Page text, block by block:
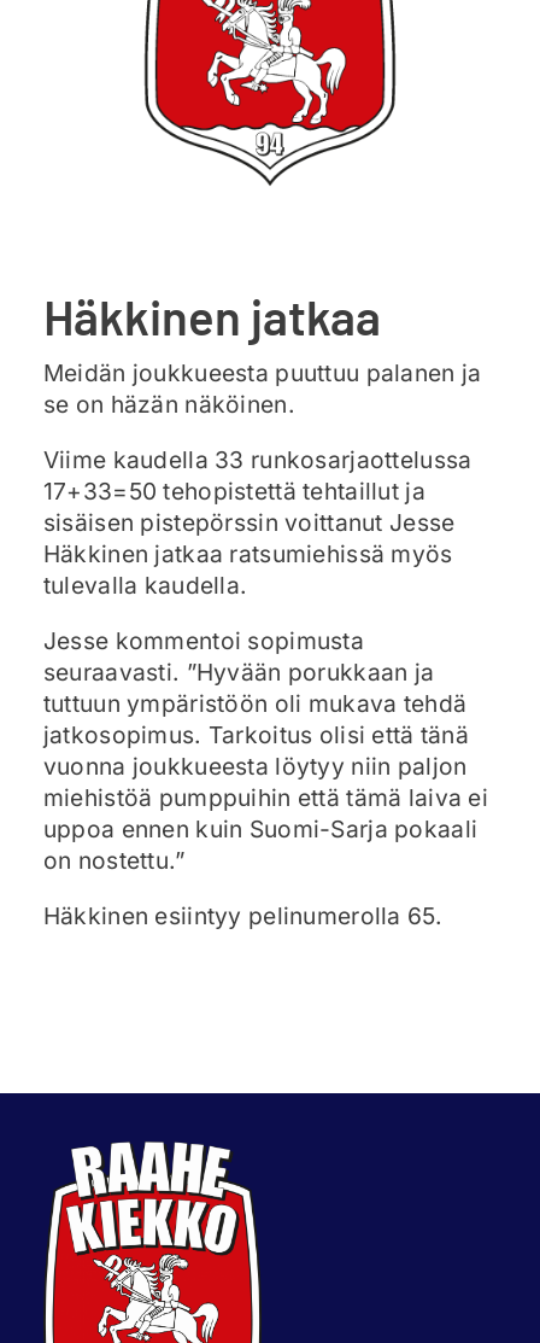
Ajankohtaista
Häkkinen jatkaa
Meidän joukkueesta puuttuu palanen ja
se on häzän näköinen.
Viime kaudella 33 runkosarjaottelussa
17+33=50 tehopistettä tehtaillut ja
sisäisen pistepörssin voittanut Jesse
Häkkinen jatkaa ratsumiehissä myös
tulevalla kaudella.
Jesse kommentoi sopimusta
seuraavasti. ”Hyvään porukkaan ja
tuttuun ympäristöön oli mukava tehdä
jatkosopimus. Tarkoitus olisi että tänä
vuonna joukkueesta löytyy niin paljon
miehistöä pumppuihin että tämä laiva ei
uppoa ennen kuin Suomi-Sarja pokaali
on nostettu.”
Häkkinen esiintyy pelinumerolla 65.